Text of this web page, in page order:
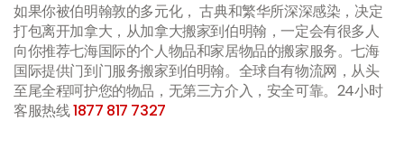
如果你被伯明翰敦的多元化， 古典和繁华所深深感染，决定
打包离开加拿大，从加拿大搬家到伯明翰，一定会有很多人
向你推荐七海国际的个人物品和家居物品的搬家服务。七海
国际提供门到门服务搬家到伯明翰。全球自有物流网，从头
至尾全程呵护您的物品，无第三方介入，安全可靠。24小时
客服热线1877 817 7327